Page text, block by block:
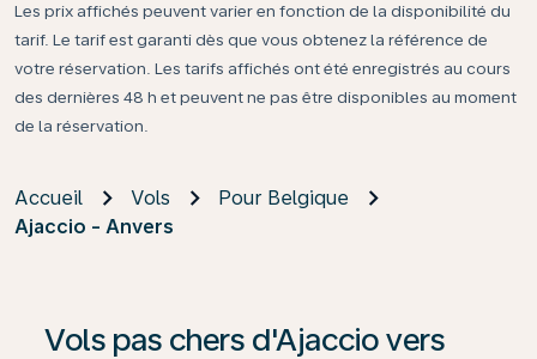
Les prix affichés peuvent varier en fonction de la disponibilité du
tarif. Le tarif est garanti dès que vous obtenez la référence de
votre réservation. Les tarifs affichés ont été enregistrés au cours
des dernières 48 h et peuvent ne pas être disponibles au moment
de la réservation.
Accueil Vols
Pour Belgique
Ajaccio - Anvers
Vols pas chers d'Ajaccio vers
Si aucun résultat n’est disponible, cliquez sur «